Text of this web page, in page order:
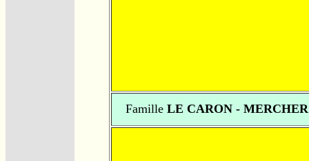
Famille LE CARON - MERCHER